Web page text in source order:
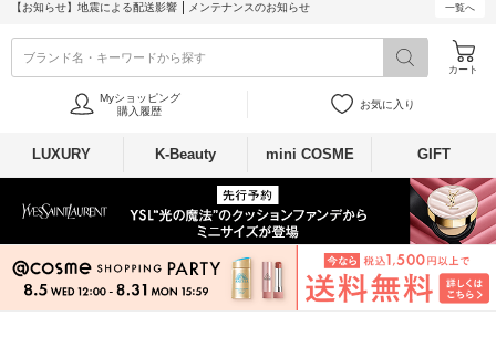
【お知らせ】 地震による配送影響 メンテナンスのお知らせ 一覧へ
ブランド名・キーワードから探す
カート
Myショッピング
購入履歴
お気に入り
LUXURY K-Beauty mini COSME GIFT